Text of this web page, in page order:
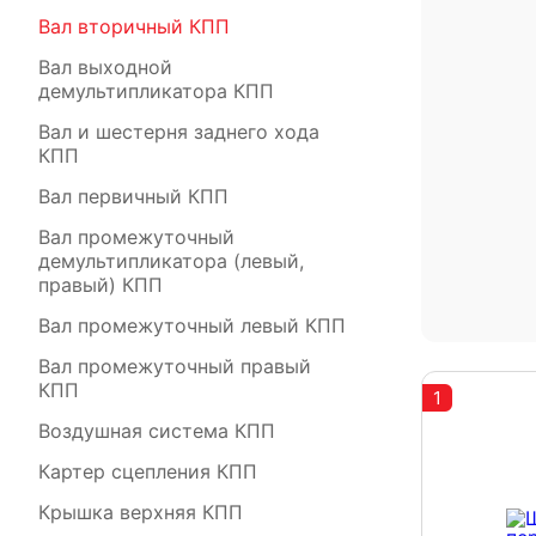
Вал вторичный КПП
Вал выходной
демультипликатора КПП
Вал и шестерня заднего хода
КПП
Вал первичный КПП
Вал промежуточный
демультипликатора (левый,
правый) КПП
Вал промежуточный левый КПП
Вал промежуточный правый
КПП
Воздушная система КПП
Картер сцепления КПП
Крышка верхняя КПП
1